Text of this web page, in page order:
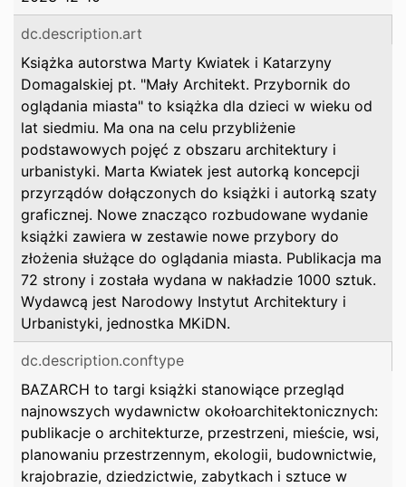
dc.description.art
Książka autorstwa Marty Kwiatek i Katarzyny
Domagalskiej pt. "Mały Architekt. Przybornik do
oglądania miasta" to książka dla dzieci w wieku od
lat siedmiu. Ma ona na celu przybliżenie
podstawowych pojęć z obszaru architektury i
urbanistyki. Marta Kwiatek jest autorką koncepcji
przyrządów dołączonych do książki i autorką szaty
graficznej. Nowe znacząco rozbudowane wydanie
książki zawiera w zestawie nowe przybory do
złożenia służące do oglądania miasta. Publikacja ma
72 strony i została wydana w nakładzie 1000 sztuk.
Wydawcą jest Narodowy Instytut Architektury i
Urbanistyki, jednostka MKiDN.
dc.description.conftype
BAZARCH to targi książki stanowiące przegląd
najnowszych wydawnictw okołoarchitektonicznych:
publikacje o architekturze, przestrzeni, mieście, wsi,
planowaniu przestrzennym, ekologii, budownictwie,
krajobrazie, dziedzictwie, zabytkach i sztuce w